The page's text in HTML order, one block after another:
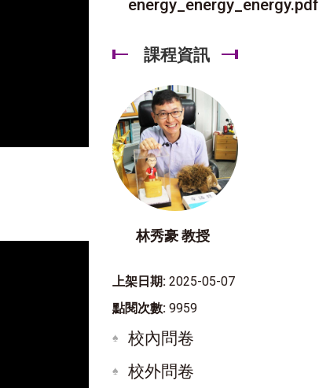
energy_energy_energy.pdf
課程資訊
林秀豪 教授
上架日期: 2025-05-07
點閱次數: 9959
校內問卷
校外問卷